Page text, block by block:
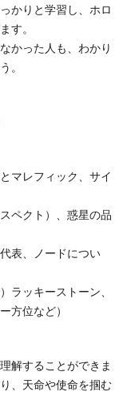
かりと学習し、ホロ
す。
かった人も、わかり
。
マレフィック、サイ
ペクト）、惑星の品
表、ノードについ
ラッキーストーン、
方位など）
解することができま
、天命や使命を掴む